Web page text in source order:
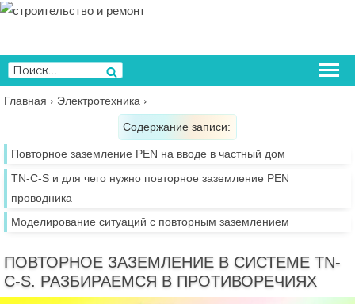
Перейти
содержимому
Искать:
Поиск
Главная › Электротехника ›
Содержание записи:
Повторное заземление PEN на вводе в частный дом
TN-C-S и для чего нужно повторное заземление PEN
проводника
Моделирование ситуаций с повторным заземлением
ПОВТОРНОЕ ЗАЗЕМЛЕНИЕ В СИСТЕМЕ TN-
C-S. РАЗБИРАЕМСЯ В ПРОТИВОРЕЧИЯХ